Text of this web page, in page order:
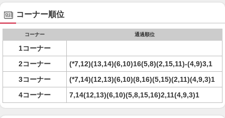
コーナー順位
コーナー 通過順位
1コーナー
2コーナー
(*7,12)(13,14)(6,10)16(5,8)(2,15,11)-(4,9)3,1
3コーナー
(*7,14)(12,13)(6,10)(8,16)(5,15)(2,11)(4,9,3)1
4コーナー
7,14(12,13)(6,10)(5,8,15,16)2,11(4,9,3)1